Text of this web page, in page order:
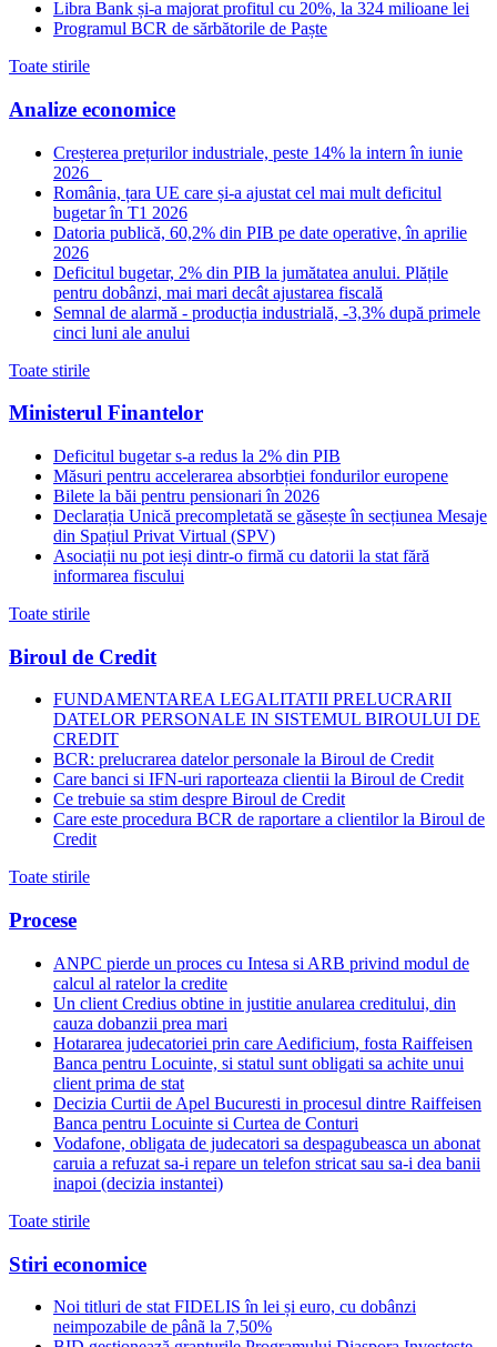
Libra Bank și-a majorat profitul cu 20%, la 324 milioane lei
Programul BCR de sărbătorile de Paște
Toate stirile
Analize economice
Creșterea prețurilor industriale, peste 14% la intern în iunie
2026
România, țara UE care și-a ajustat cel mai mult deficitul
bugetar în T1 2026
Datoria publică, 60,2% din PIB pe date operative, în aprilie
2026
Deficitul bugetar, 2% din PIB la jumătatea anului. Plățile
pentru dobânzi, mai mari decât ajustarea fiscală
Semnal de alarmă - producția industrială, -3,3% după primele
cinci luni ale anului
Toate stirile
Ministerul Finantelor
Deficitul bugetar s-a redus la 2% din PIB
Măsuri pentru accelerarea absorbției fondurilor europene
Bilete la băi pentru pensionari în 2026
Declarația Unică precompletată se găsește în secțiunea Mesaje
din Spațiul Privat Virtual (SPV)
Asociații nu pot ieși dintr-o firmă cu datorii la stat fără
informarea fiscului
Toate stirile
Biroul de Credit
FUNDAMENTAREA LEGALITATII PRELUCRARII
DATELOR PERSONALE IN SISTEMUL BIROULUI DE
CREDIT
BCR: prelucrarea datelor personale la Biroul de Credit
Care banci si IFN-uri raporteaza clientii la Biroul de Credit
Ce trebuie sa stim despre Biroul de Credit
Care este procedura BCR de raportare a clientilor la Biroul de
Credit
Toate stirile
Procese
ANPC pierde un proces cu Intesa si ARB privind modul de
calcul al ratelor la credite
Un client Credius obtine in justitie anularea creditului, din
cauza dobanzii prea mari
Hotararea judecatoriei prin care Aedificium, fosta Raiffeisen
Banca pentru Locuinte, si statul sunt obligati sa achite unui
client prima de stat
Decizia Curtii de Apel Bucuresti in procesul dintre Raiffeisen
Banca pentru Locuinte si Curtea de Conturi
Vodafone, obligata de judecatori sa despagubeasca un abonat
caruia a refuzat sa-i repare un telefon stricat sau sa-i dea banii
inapoi (decizia instantei)
Toate stirile
Stiri economice
Noi titluri de stat FIDELIS în lei și euro, cu dobânzi
neimpozabile de pânã la 7,50%